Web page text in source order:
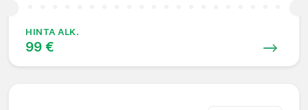
HINTA ALK.
99 €